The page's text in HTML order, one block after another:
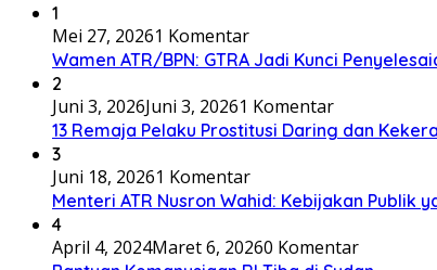
1
Mei 27, 20261 Komentar
Wamen ATR/BPN: GTRA Jadi Kunci
2
Juni 3, 2026Juni 3, 20261 Komentar
13 Remaja Pelaku Prostitusi Daring dan
3
Juni 18, 20261 Komentar
Menteri ATR Nusron Wahid: Kebijakan Publik
4
April 4, 2024Maret 6, 20260 Komentar